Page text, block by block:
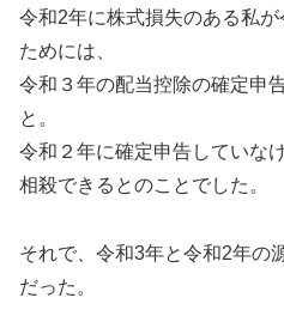
令和2年に株式損失のある私
ためには、
令和３年の配当控除の確定申
と。
令和２年に確定申告していな
相殺できるとのことでした。
それで、令和3年と令和2年の
だった。